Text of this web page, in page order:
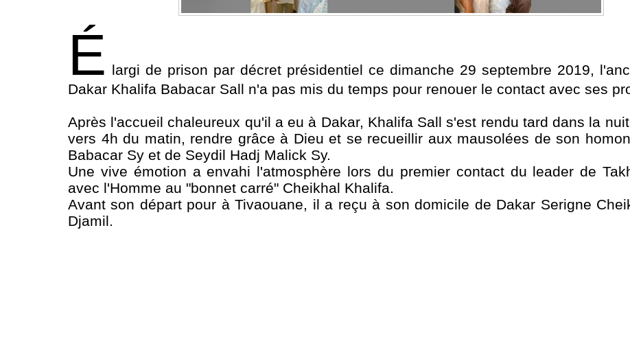
É largi de prison par décret présidentiel ce dimanche 29 septembre 2019,
Dakar Khalifa Babacar Sall n'a pas mis du temps pour renouer le contact avec ses
Après l'accueil chaleureux qu'il a eu à Dakar, Khalifa Sall s'est rendu tard dans la
vers 4h du matin, rendre grâce à Dieu et se recueillir aux mausolées de son
Babacar Sy et de Seydil Hadj Malick Sy.
Une vive émotion a envahi l'atmosphère lors du premier contact du leader de
avec l'Homme au "bonnet carré" Cheikhal Khalifa.
Avant son départ pour à Tivaouane, il a reçu à son domicile de Dakar Serigne
Djamil.